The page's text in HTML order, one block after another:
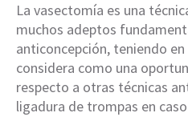
La vasectomía es una
muchos adeptos
anticoncepción, teniendo
considera como una
respecto a otras técnicas
ligadura de trompas en